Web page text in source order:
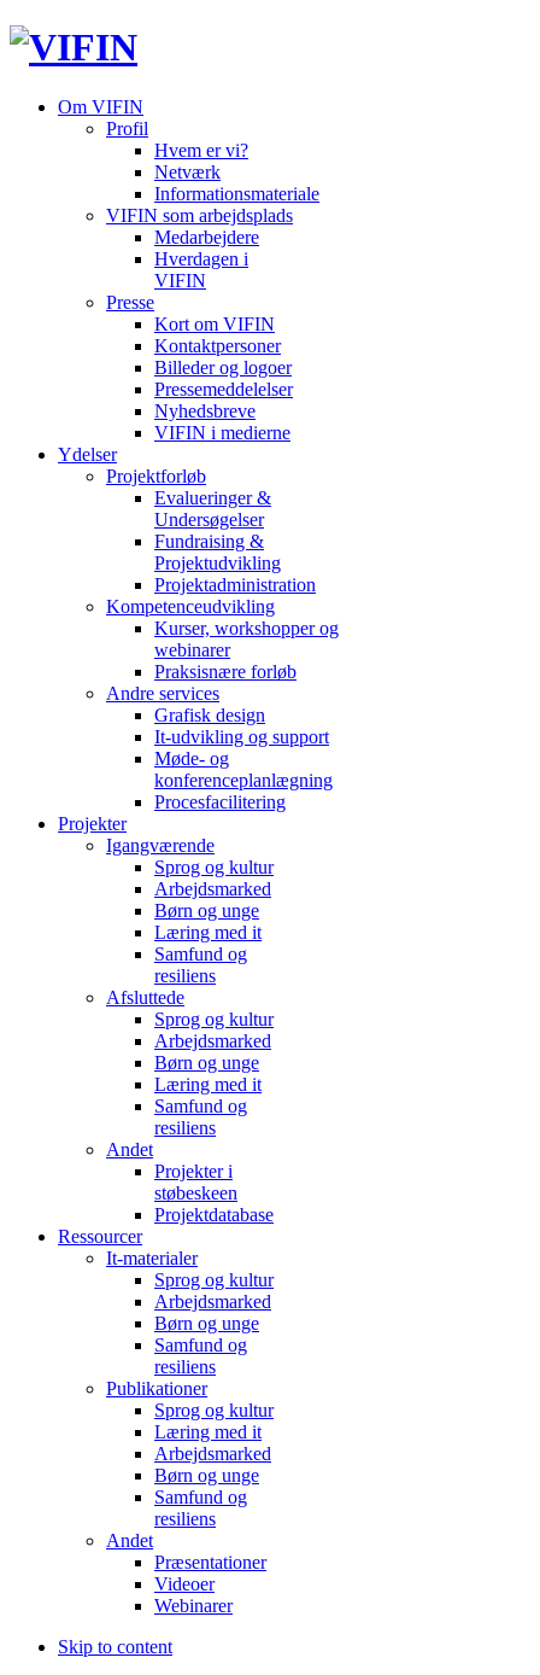
Om VIFIN
Profil
Hvem er vi?
Netværk
Informationsmateriale
VIFIN som arbejdsplads
Medarbejdere
Hverdagen i
VIFIN
Presse
Kort om VIFIN
Kontaktpersoner
Billeder og logoer
Pressemeddelelser
Nyhedsbreve
VIFIN i medierne
Ydelser
Projektforløb
Evalueringer &
Undersøgelser
Fundraising &
Projektudvikling
Projektadministration
Kompetenceudvikling
Kurser, workshopper og
webinarer
Praksisnære forløb
Andre services
Grafisk design
It-udvikling og support
Møde- og
konferenceplanlægning
Procesfacilitering
Projekter
Igangværende
Sprog og kultur
Arbejdsmarked
Børn og unge
Læring med it
Samfund og
resiliens
Afsluttede
Sprog og kultur
Arbejdsmarked
Børn og unge
Læring med it
Samfund og
resiliens
Andet
Projekter i
støbeskeen
Projektdatabase
Ressourcer
It-materialer
Sprog og kultur
Arbejdsmarked
Børn og unge
Samfund og
resiliens
Publikationer
Sprog og kultur
Læring med it
Arbejdsmarked
Børn og unge
Samfund og
resiliens
Andet
Præsentationer
Videoer
Webinarer
Skip to content